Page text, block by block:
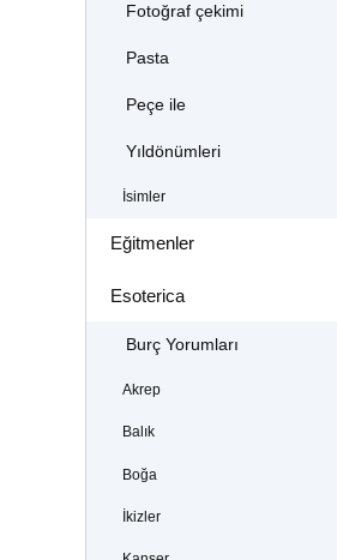
Fotoğraf çekimi
Pasta
Peçe ile
Yıldönümleri
İsimler
Eğitmenler
Esoterica
Burç Yorumları
Akrep
Balık
Boğa
İkizler